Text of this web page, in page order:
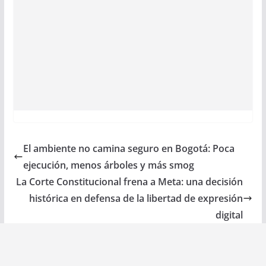
El ambiente no camina seguro en Bogotá: Poca
ejecución, menos árboles y más smog
La Corte Constitucional frena a Meta: una decisión
histórica en defensa de la libertad de expresión
digital